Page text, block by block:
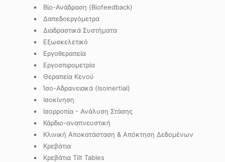
Βίο-Ανάδραση (Biofeedback)
Δαπεδοεργόμετρα
Διαδραστικά Συστήματα
Εξωσκελετικό
Εργοθεραπεία
Εργοσπιρομετρία
Θεραπεία Κενού
Ίσο-Αδρανειακά (Isoinertial)
Ισοκίνηση
Ισορροπία - Ανάλυση Στάσης
Κάρδιο-αναπνευστική
Κλινική Αποκατάσταση & Απόκτηση Δεδομένων
Κρεβάτια
Κρεβάτια Tilt Tables